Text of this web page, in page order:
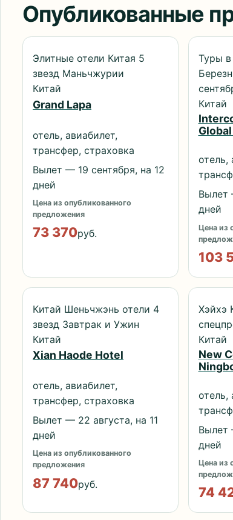
Опубликованные
Элитные отели Китая 5
звезд Маньчжурии
Китай
Grand Lapa
отель, авиабилет,
трансфер, страховка
Вылет — 19 сентября, на 12
дней
Цена из опубликованного
предложения
73 370руб.
Туры
Китай
отель,
Вылет
дней
Цена из
103
Китай Шеньчжэнь отели 4
звезд Завтрак и Ужин
Китай
Xian Haode Hotel
отель, авиабилет,
трансфер, страховка
Вылет — 22 августа, на 11
дней
Цена из опубликованного
предложения
87 740руб.
Хэйхэ
Китай
New
отель,
Вылет
дней
Цена из
74